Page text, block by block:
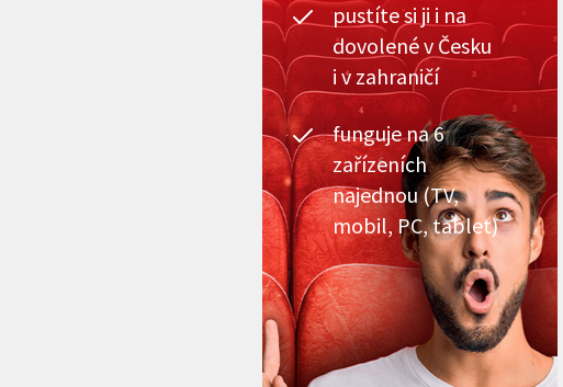
pustíte si ji i na
dovolené v Česku
i v zahraničí
funguje na 6
zařízeních
najednou (TV,
mobil, PC, tablet)